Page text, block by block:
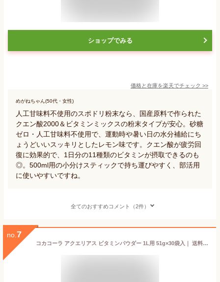
ショップでみる
価格と在庫を楽天でチェック >>
めがねちゃん(50代・女性)
人工甘味料不使用のスポドリ粉末なら、国産原料で作られた
クエン酸2000＆ビタミンミックスの粉末タイプが安心。砂糖
ゼロ・人工甘味料不使用で、運動時や暑い日の水分補給にち
ょうどいいスッキリとしたレモン味です。クエン酸が疲労回
復に効果的で、1日分の11種類のビタミンが摂取できるのも
◎。500ml用の小分けスティックで持ち運びやすく、部活用
に使いやすいですね。
全てのおすすめコメント（2件）
no. 7
コカコーラ アクエリアス ビタミンパウダー 1L用 51g×30袋入｜ 送料無料 熱中症対策 スポーツドリンク 粉末 アクエリ